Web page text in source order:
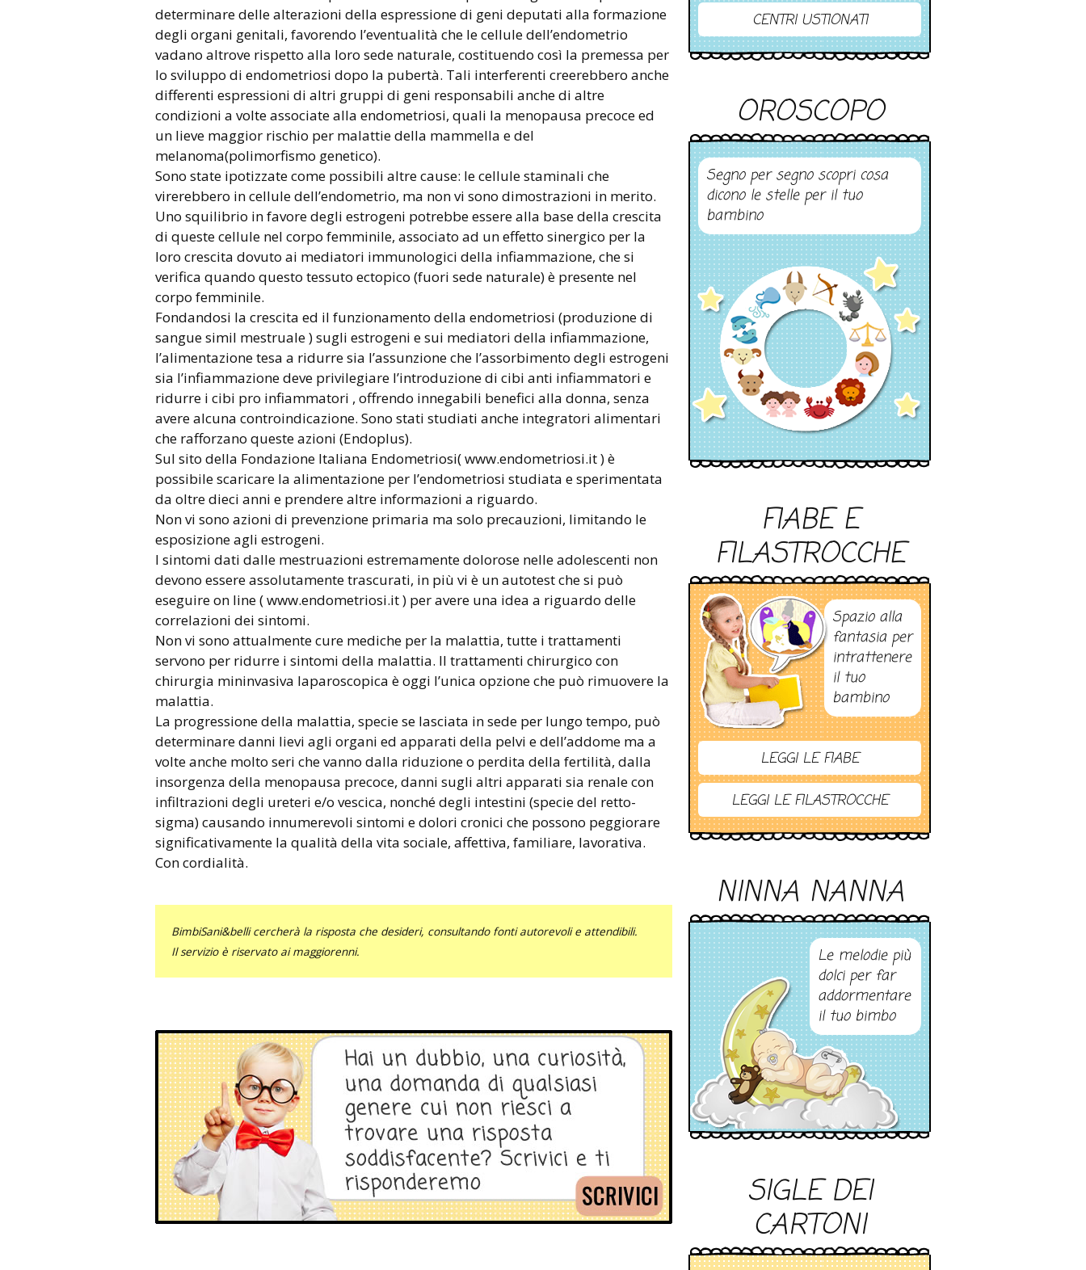
determinare delle alterazioni della espressione di geni deputati alla formazione
degli organi genitali, favorendo l’eventualità che le cellule dell’endometrio
vadano altrove rispetto alla loro sede naturale, costituendo così la premessa per
lo sviluppo di endometriosi dopo la pubertà. Tali interferenti creerebbero anche
differenti espressioni di altri gruppi di geni responsabili anche di altre
condizioni a volte associate alla endometriosi, quali la menopausa precoce ed
un lieve maggior rischio per malattie della mammella e del
melanoma(polimorfismo genetico).
Sono state ipotizzate come possibili altre cause: le cellule staminali che
virerebbero in cellule dell’endometrio, ma non vi sono dimostrazioni in merito.
Uno squilibrio in favore degli estrogeni potrebbe essere alla base della crescita
di queste cellule nel corpo femminile, associato ad un effetto sinergico per la
loro crescita dovuto ai mediatori immunologici della infiammazione, che si
verifica quando questo tessuto ectopico (fuori sede naturale) è presente nel
corpo femminile.
Fondandosi la crescita ed il funzionamento della endometriosi (produzione di
sangue simil mestruale ) sugli estrogeni e sui mediatori della infiammazione,
l’alimentazione tesa a ridurre sia l’assunzione che l’assorbimento degli estrogeni
sia l’infiammazione deve privilegiare l’introduzione di cibi anti infiammatori e
ridurre i cibi pro infiammatori , offrendo innegabili benefici alla donna, senza
avere alcuna controindicazione. Sono stati studiati anche integratori alimentari
che rafforzano queste azioni (Endoplus).
Sul sito della Fondazione Italiana Endometriosi( www.endometriosi.it ) è
possibile scaricare la alimentazione per l’endometriosi studiata e sperimentata
da oltre dieci anni e prendere altre informazioni a riguardo.
Non vi sono azioni di prevenzione primaria ma solo precauzioni, limitando le
esposizione agli estrogeni.
I sintomi dati dalle mestruazioni estremamente dolorose nelle adolescenti non
devono essere assolutamente trascurati, in più vi è un autotest che si può
eseguire on line ( www.endometriosi.it ) per avere una idea a riguardo delle
correlazioni dei sintomi.
Non vi sono attualmente cure mediche per la malattia, tutte i trattamenti
servono per ridurre i sintomi della malattia. Il trattamenti chirurgico con
chirurgia mininvasiva laparoscopica è oggi l’unica opzione che può rimuovere la
malattia.
La progressione della malattia, specie se lasciata in sede per lungo tempo, può
determinare danni lievi agli organi ed apparati della pelvi e dell’addome ma a
volte anche molto seri che vanno dalla riduzione o perdita della fertilità, dalla
insorgenza della menopausa precoce, danni sugli altri apparati sia renale con
infiltrazioni degli ureteri e/o vescica, nonché degli intestini (specie del retto-
sigma) causando innumerevoli sintomi e dolori cronici che possono peggiorare
significativamente la qualità della vita sociale, affettiva, familiare, lavorativa.
Con cordialità.
BimbiSani&belli cercherà la risposta che desideri, consultando fonti autorevoli e attendibili.
Il servizio è riservato ai maggiorenni.
CENTRI USTIONATI
OROSCOPO
Segno per segno scopri cosa
dicono le stelle per il tuo
bambino
FIABE E
FILASTROCCHE
Spazio alla
fantasia per
intrattenere
il tuo
bambino
LEGGI LE FIABE
LEGGI LE FILASTROCCHE
NINNA NANNA
Le melodie più
dolci per far
addormentare
il tuo bimbo
SIGLE DEI
CARTONI